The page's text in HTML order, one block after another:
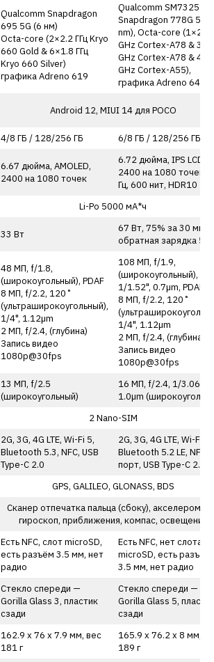
Qualcomm Snapdragon
695 5G (6 нм)
Octa-core (2×2.2 ГГц Kryo
660 Gold & 6×1.8 ГГц
Kryo 660 Silver)
графика Adreno 619
Qualcomm SM7325
Snapdragon 778G 5G
nm), Octa-core (1×2.4
GHz Cortex-A78 &
GHz Cortex-A78 &
GHz Cortex-A55),
графика Adreno 642L
Android 12, MIUI 14 для POCO
4/8 ГБ / 128/256 ГБ 6/8 ГБ / 128/256 ГБ
6.67 дюйма, AMOLED,
2400 на 1080 точек
6.72 дюйма, IPS LCD,
2400 на 1080 точек,
Гц, 600 нит, HDR10
Li-Po 5000 мА*ч
33 Вт
67 Вт, 75% за 30
обратная зарядка 5
48 МП, f/1.8,
(широкоугольный), PDAF
8 МП, f/2.2, 120˚
(ультраширокоугольный),
1/4", 1.12µm
2 МП, f/2.4, (глубина)
Запись видео
1080p@30fps
108 МП, f/1.9,
(широкоугольный),
1/1.52", 0.7µm, PDAF
8 МП, f/2.2, 120˚
1/4", 1.12µm
2 МП, f/2.4, (глубина)
Запись видео
1080p@30fps
13 МП, f/2.5
(широкоугольный)
16 МП, f/2.4, 1/3.06"
1.0µm
2 Nano-SIM
2G, 3G, 4G LTE, Wi-Fi 5,
Bluetooth 5.3, NFC, USB
Type-C 2.0
2G, 3G, 4G LTE, Wi-Fi 6,
Bluetooth 5.2 LE, NFC,
порт, USB Type-C 2.0
GPS, GALILEO, GLONASS, BDS
Сканер отпечатка пальца (сбоку),
гироскоп, приближения, компас, освещения
Есть NFC, слот microSD,
есть разъём 3.5 мм, нет
радио
Есть NFC, нет слота
microSD, есть разъём
3.5 мм, нет радио
Стекло спереди —
Gorilla Glass 3, пластик
сзади
Стекло спереди —
Gorilla Glass 5,
сзади
162.9 x 76 x 7.9 мм, вес
181 г
165.9 x 76.2 x 8 мм,
189 г